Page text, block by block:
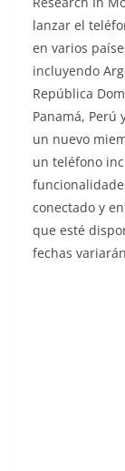
lanzar el
en varios
incluyendo
República
Panamá, Perú
un nuevo
un teléfono
conectado y
que esté
fechas